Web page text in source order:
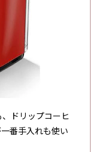
ドリップコーヒ
番手入れも使い